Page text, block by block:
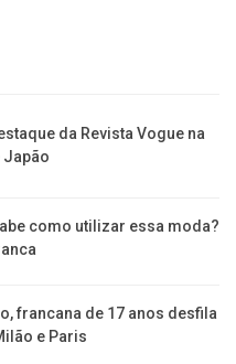
da Revista Vogue na
Japão
como utilizar essa moda?
francana de 17 anos desfila
e Paris